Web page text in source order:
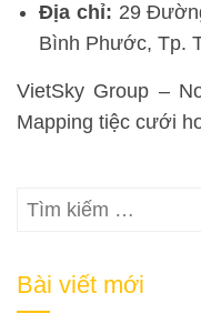
Địa chỉ: 29
Bình Phước, Tp.
VietSky Group –
Mapping tiệc cưới
Tìm
Bài viết mới